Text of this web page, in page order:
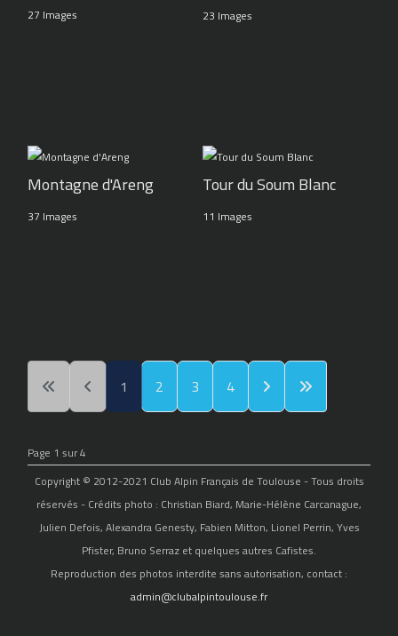
27 Images 23 Images
Montagne d'Areng
37 Images
Tour du Soum Blanc
11 Images
1 2 3 4
Page 1 sur 4
Copyright © 2012-2021 Club Alpin Français de Toulouse - Tous droits
réservés - Crédits photo : Christian Biard, Marie-Hélène Carcanague,
Julien Defois, Alexandra Genesty, Fabien Mitton, Lionel Perrin, Yves
Pfister, Bruno Serraz et quelques autres Cafistes.
Reproduction des photos interdite sans autorisation, contact :
admin@clubalpintoulouse.fr